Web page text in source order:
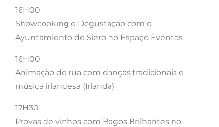
16H00
Showcooking e Degustação com o
Ayuntamiento de Siero no Espaço Eventos
16H00
Animação de rua com danças tradicionais e
música irlandesa (Irlanda)
17H30
Provas de vinhos com Bagos Brilhantes no